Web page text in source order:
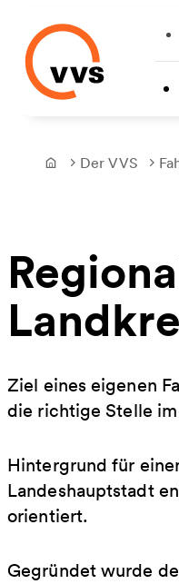
Zum Hauptinhalt
Frontpage
Der VVS
Ziel eines eigenen
die richtige Stelle
Hintergrund für
Landeshauptstadt
orientiert.
Gegründet wurde